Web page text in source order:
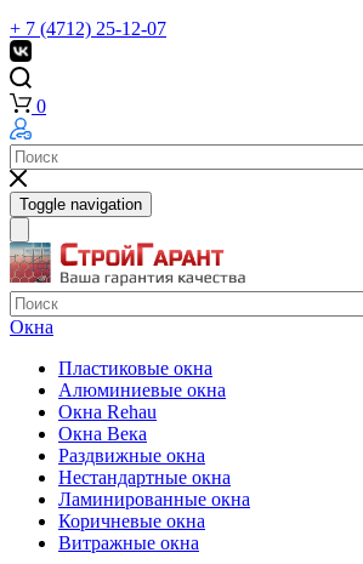
+ 7 (4712) 25-12-07
0
Toggle navigation
Окна
Пластиковые окна
Алюминиевые окна
Окна Rehau
Окна Века
Раздвижные окна
Нестандартные окна
Ламинированные окна
Коричневые окна
Витражные окна